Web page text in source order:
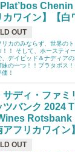
カワイン】【白
OUT
リカのみならず、世界の
！！ そして、ホースティ
、デイビッド＆ナディア
妹の一つ！！プラタボス
！
サディ・ファミ
ツバンク 2024
Rotsbank
アフリカワイン】
OUT